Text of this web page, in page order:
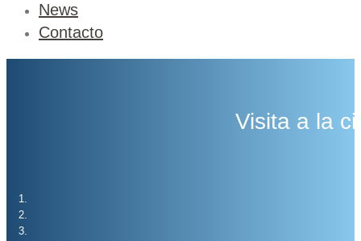
News
Contacto
Visita a la